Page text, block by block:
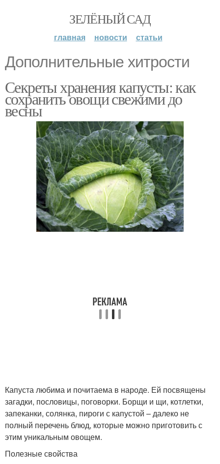
ЗЕЛЁНЫЙ САД
главная новости статьи
Дополнительные хитрости
Секреты хранения капусты: как
сохранить овощи свежими до
весны
Капуста любима и почитаема в народе. Ей посвящены
загадки, пословицы, поговорки. Борщи и щи, котлетки,
запеканки, солянка, пироги с капустой – далеко не
полный перечень блюд, которые можно приготовить с
этим уникальным овощем.
Полезные свойства